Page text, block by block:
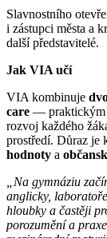
Slavnostního
i zástupci města a
další představitelé.
Jak VIA učí
VIA kombinuje
care — praktickým
rozvoj každého
prostředí. Důraz je
hodnoty a
„Na gymnáziu
anglicky,
hloubky a častěji
porozumění a